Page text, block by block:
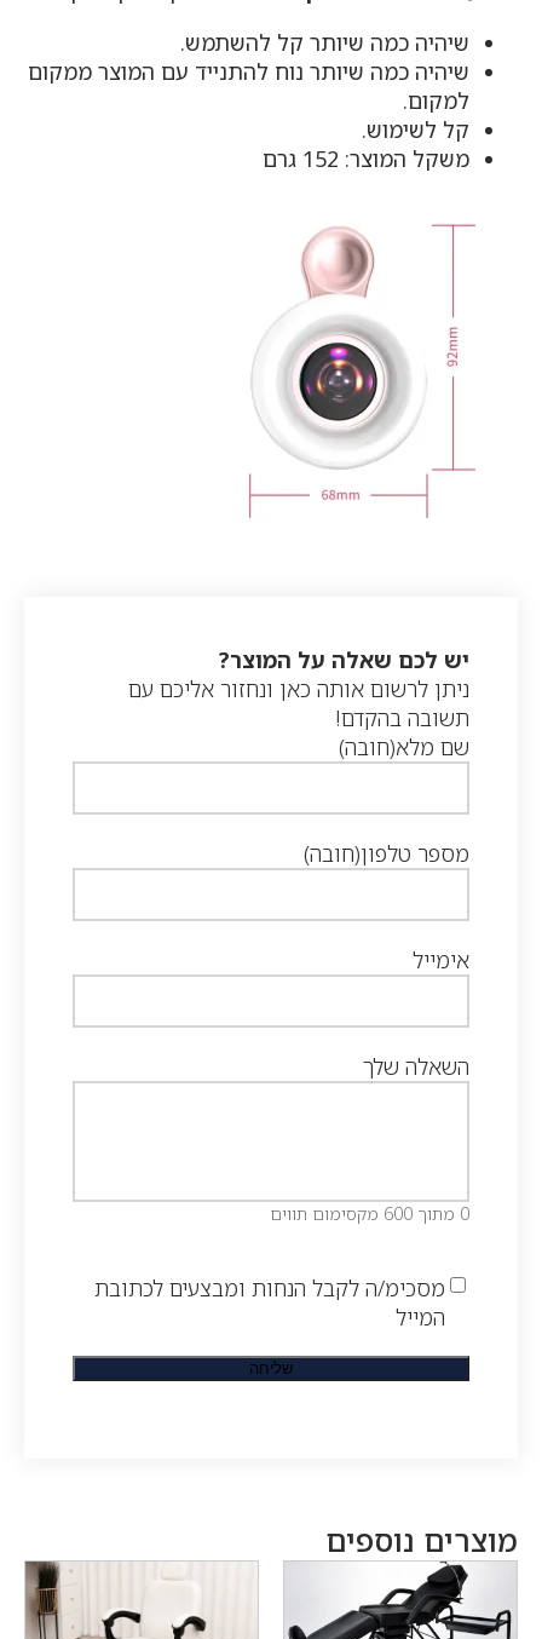
שיהיה כמה שיותר קל להשתמש.
שיהיה כמה שיותר נוח להתנייד עם המוצר ממקום
למקום.
קל לשימוש.
משקל המוצר: 152 גרם
יש לכם שאלה על המוצר?
ניתן לרשום אותה כאן ונחזור אליכם עם
תשובה בהקדם!
שם מלא(חובה)
מספר טלפון(חובה)
אימייל
השאלה שלך
0 מתוך 600 מקסימום תווים
מסכימ/ה לקבל הנחות ומבצעים לכתובת
המייל
מוצרים נוספים